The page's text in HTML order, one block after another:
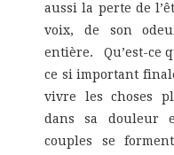
aussi la perte de
voix, de son
entière. Qu’est-ce
ce si important
vivre les choses
dans sa douleur
couples se